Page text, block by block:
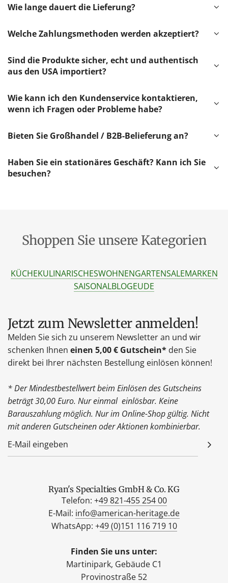
Wie lange dauert die Lieferung?
Welche Zahlungsmethoden werden akzeptiert?
Sind die Produkte sicher, echt und authentisch
aus den USA importiert?
Wie kann ich den Kundenservice kontaktieren,
wenn ich Fragen oder Probleme habe?
Bieten Sie Großhandel / B2B-Belieferung an?
Haben Sie ein stationäres Geschäft? Kann ich Sie
besuchen?
Shoppen Sie unsere Kategorien
KÜCHEKULINARISCHESWOHNENGARTENSALEMARKEN
SAISONALBLOGEUDE
Jetzt zum Newsletter anmelden!
Melden Sie sich zu unserem Newsletter an und wir
schenken Ihnen einen 5,00 € Gutschein* den Sie
direkt bei Ihrer nächsten Bestellung einlösen können!
* Der Mindestbestellwert beim Einlösen des Gutscheins
beträgt 30,00 Euro. Nur einmal einlösbar. Keine
Barauszahlung möglich. Nur im Online-Shop gültig. Nicht
mit anderen Gutscheinen oder Aktionen kombinierbar.
Ryan's Specialties GmbH & Co. KG
Telefon: +49 821-455 254 00
E-Mail: info@american-heritage.de
WhatsApp: +49 (0)151 116 719 10
Finden Sie uns unter:
Martinipark, Gebäude C1
Provinostraße 52